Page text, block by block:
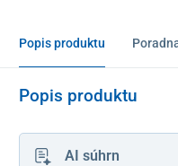
Popis produktu
Popis produktu
AI súhrn